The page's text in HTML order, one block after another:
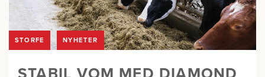
STORFE NYHETER